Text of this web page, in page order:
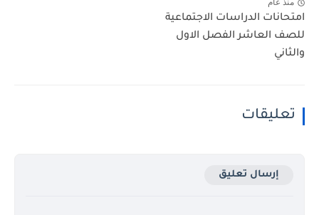
منذ عام
امتحانات الدراسات الاجتماعية
للصف العاشر الفصل الاول
والثاني
تعليقات
إرسال تعليق